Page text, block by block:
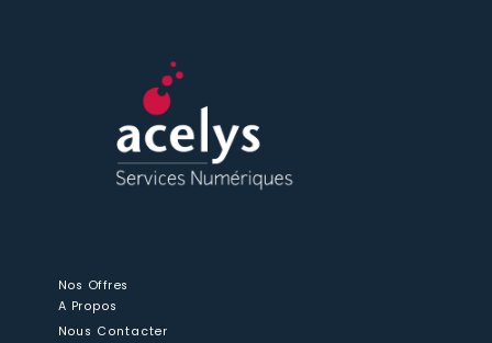
Nos Offres
A Propos
Nous Contacter